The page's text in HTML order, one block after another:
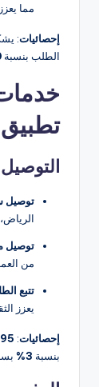
مما
إحصائيات:
الطلب بنسبة
التوصيل
توصيل
توصيل
من
تتبع
يعزز
إحصائيات:
95%
بنسبة 3%